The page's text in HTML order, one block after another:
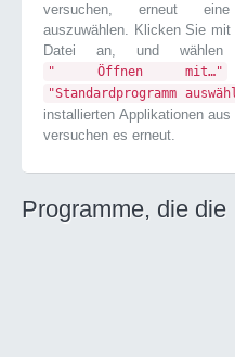
versuchen, erneut eine
auszuwählen. Klicken Sie
Datei an, und
" Öffnen mit…"
"Standardprogramm
installierten Applikationen
versuchen es erneut.
Programme, die